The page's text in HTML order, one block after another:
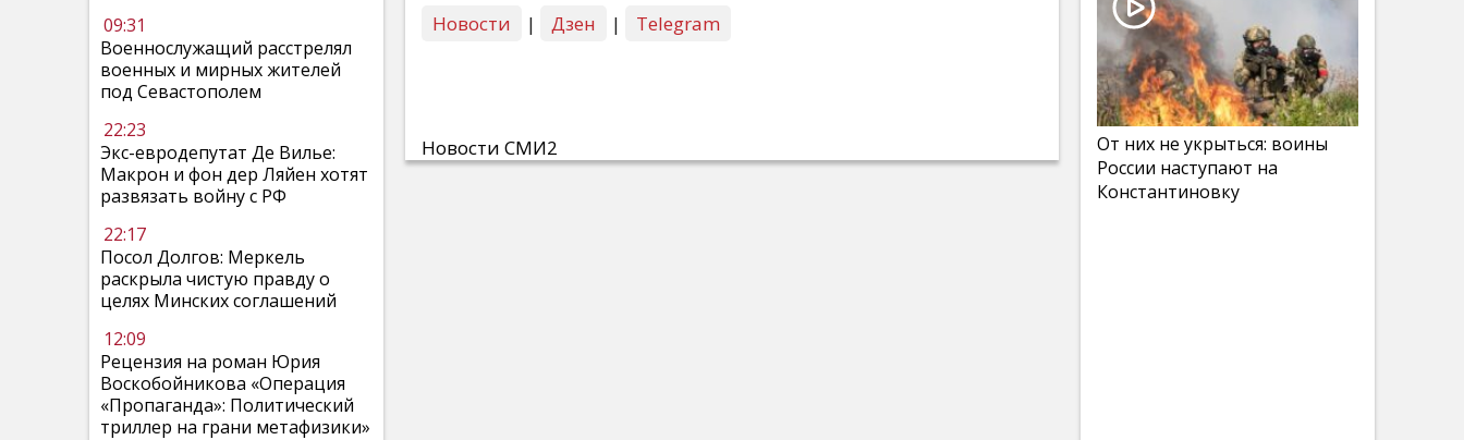
09:31
Военнослужащий расстрелял
военных и мирных жителей
под Севастополем
22:23
Экс-евродепутат Де Вилье:
Макрон и фон дер Ляйен хотят
развязать войну с РФ
22:17
Посол Долгов: Меркель
раскрыла чистую правду о
целях Минских соглашений
12:09
Рецензия на роман Юрия
Воскобойникова «Операция
«Пропаганда»: Политический
триллер на грани метафизики»
Новости
| Дзен | Telegram
Новости СМИ2
От них не укрыться: воины
России наступают на
Константиновку